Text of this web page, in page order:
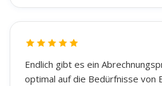
Endlich gibt es ein
optimal auf die Bedürfnisse von